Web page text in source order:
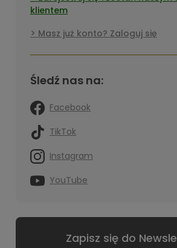
klientem
Masz już konto? Zaloguj się
Śledź nas na:
Facebook
TikTok
Instagram
YouTube
Zapisz się do